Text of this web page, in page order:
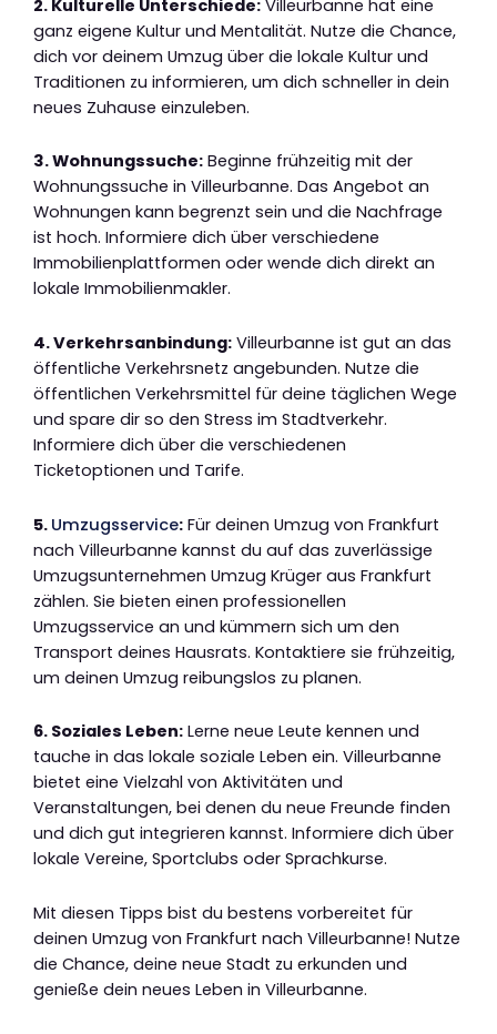
2. Kulturelle Unterschiede: Villeurbanne hat eine
ganz eigene Kultur und Mentalität. Nutze die Chance,
dich vor deinem Umzug über die lokale Kultur und
Traditionen zu informieren, um dich schneller in dein
neues Zuhause einzuleben.
3. Wohnungssuche: Beginne frühzeitig mit der
Wohnungssuche in Villeurbanne. Das Angebot an
Wohnungen kann begrenzt sein und die Nachfrage
ist hoch. Informiere dich über verschiedene
Immobilienplattformen oder wende dich direkt an
lokale Immobilienmakler.
4. Verkehrsanbindung: Villeurbanne ist gut an das
öffentliche Verkehrsnetz angebunden. Nutze die
öffentlichen Verkehrsmittel für deine täglichen Wege
und spare dir so den Stress im Stadtverkehr.
Informiere dich über die verschiedenen
Ticketoptionen und Tarife.
5. Umzugsservice: Für deinen Umzug von Frankfurt
nach Villeurbanne kannst du auf das zuverlässige
Umzugsunternehmen Umzug Krüger aus Frankfurt
zählen. Sie bieten einen professionellen
Umzugsservice an und kümmern sich um den
Transport deines Hausrats. Kontaktiere sie frühzeitig,
um deinen Umzug reibungslos zu planen.
6. Soziales Leben: Lerne neue Leute kennen und
tauche in das lokale soziale Leben ein. Villeurbanne
bietet eine Vielzahl von Aktivitäten und
Veranstaltungen, bei denen du neue Freunde finden
und dich gut integrieren kannst. Informiere dich über
lokale Vereine, Sportclubs oder Sprachkurse.
Mit diesen Tipps bist du bestens vorbereitet für
deinen Umzug von Frankfurt nach Villeurbanne! Nutze
die Chance, deine neue Stadt zu erkunden und
genieße dein neues Leben in Villeurbanne.